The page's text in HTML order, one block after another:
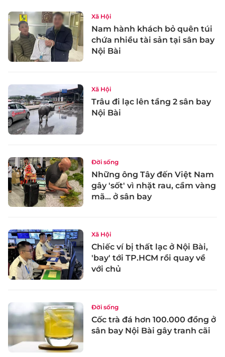
Xã Hội
Nam hành khách bỏ quên túi
chứa nhiều tài sản tại sân bay
Nội Bài
Xã Hội
Trâu đi lạc lên tầng 2 sân bay
Nội Bài
Đời sống
Những ông Tây đến Việt Nam
gây 'sốt' vì nhặt rau, cầm vàng
mã… ở sân bay
Xã Hội
Chiếc ví bị thất lạc ở Nội Bài,
'bay' tới TP.HCM rồi quay về
với chủ
Đời sống
Cốc trà đá hơn 100.000 đồng ở
sân bay Nội Bài gây tranh cãi